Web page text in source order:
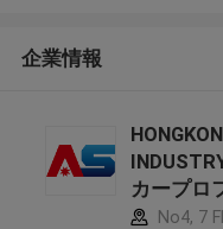
企業情報
カープロ
No4, 7